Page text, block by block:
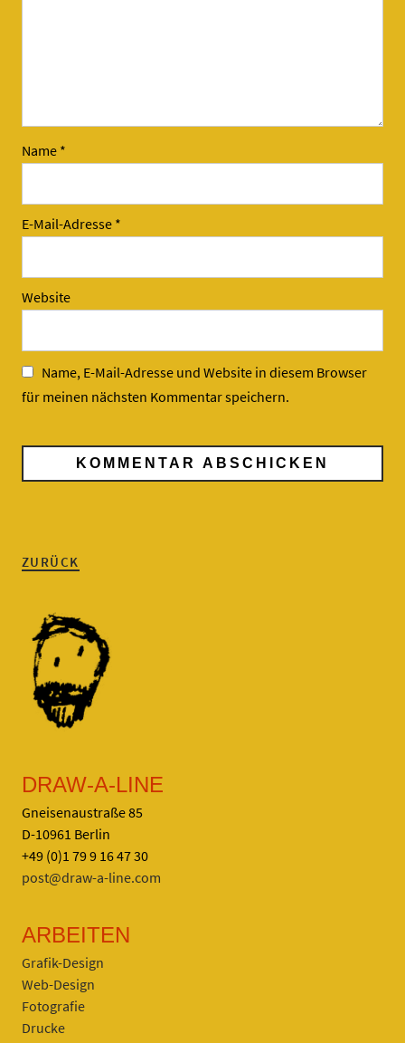
Name *
E-Mail-Adresse *
Website
Name, E-Mail-Adresse und Website in diesem Browser
für meinen nächsten Kommentar speichern.
ZURÜCK
DRAW-A-LINE
Gneisenaustraße 85
D-10961 Berlin
+49 (0)1 79 9 16 47 30
post@draw-a-line.com
ARBEITEN
Grafik-Design
Web-Design
Fotografie
Drucke